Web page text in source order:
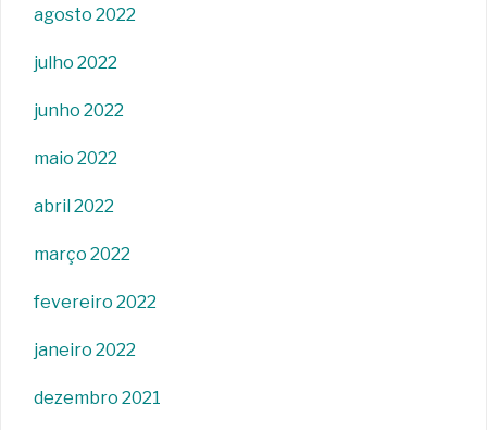
agosto 2022
julho 2022
junho 2022
maio 2022
abril 2022
março 2022
fevereiro 2022
janeiro 2022
dezembro 2021